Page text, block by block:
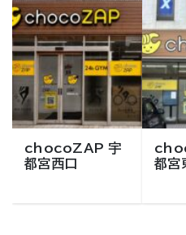
chocoZAP 宇
都宮西口
都宮